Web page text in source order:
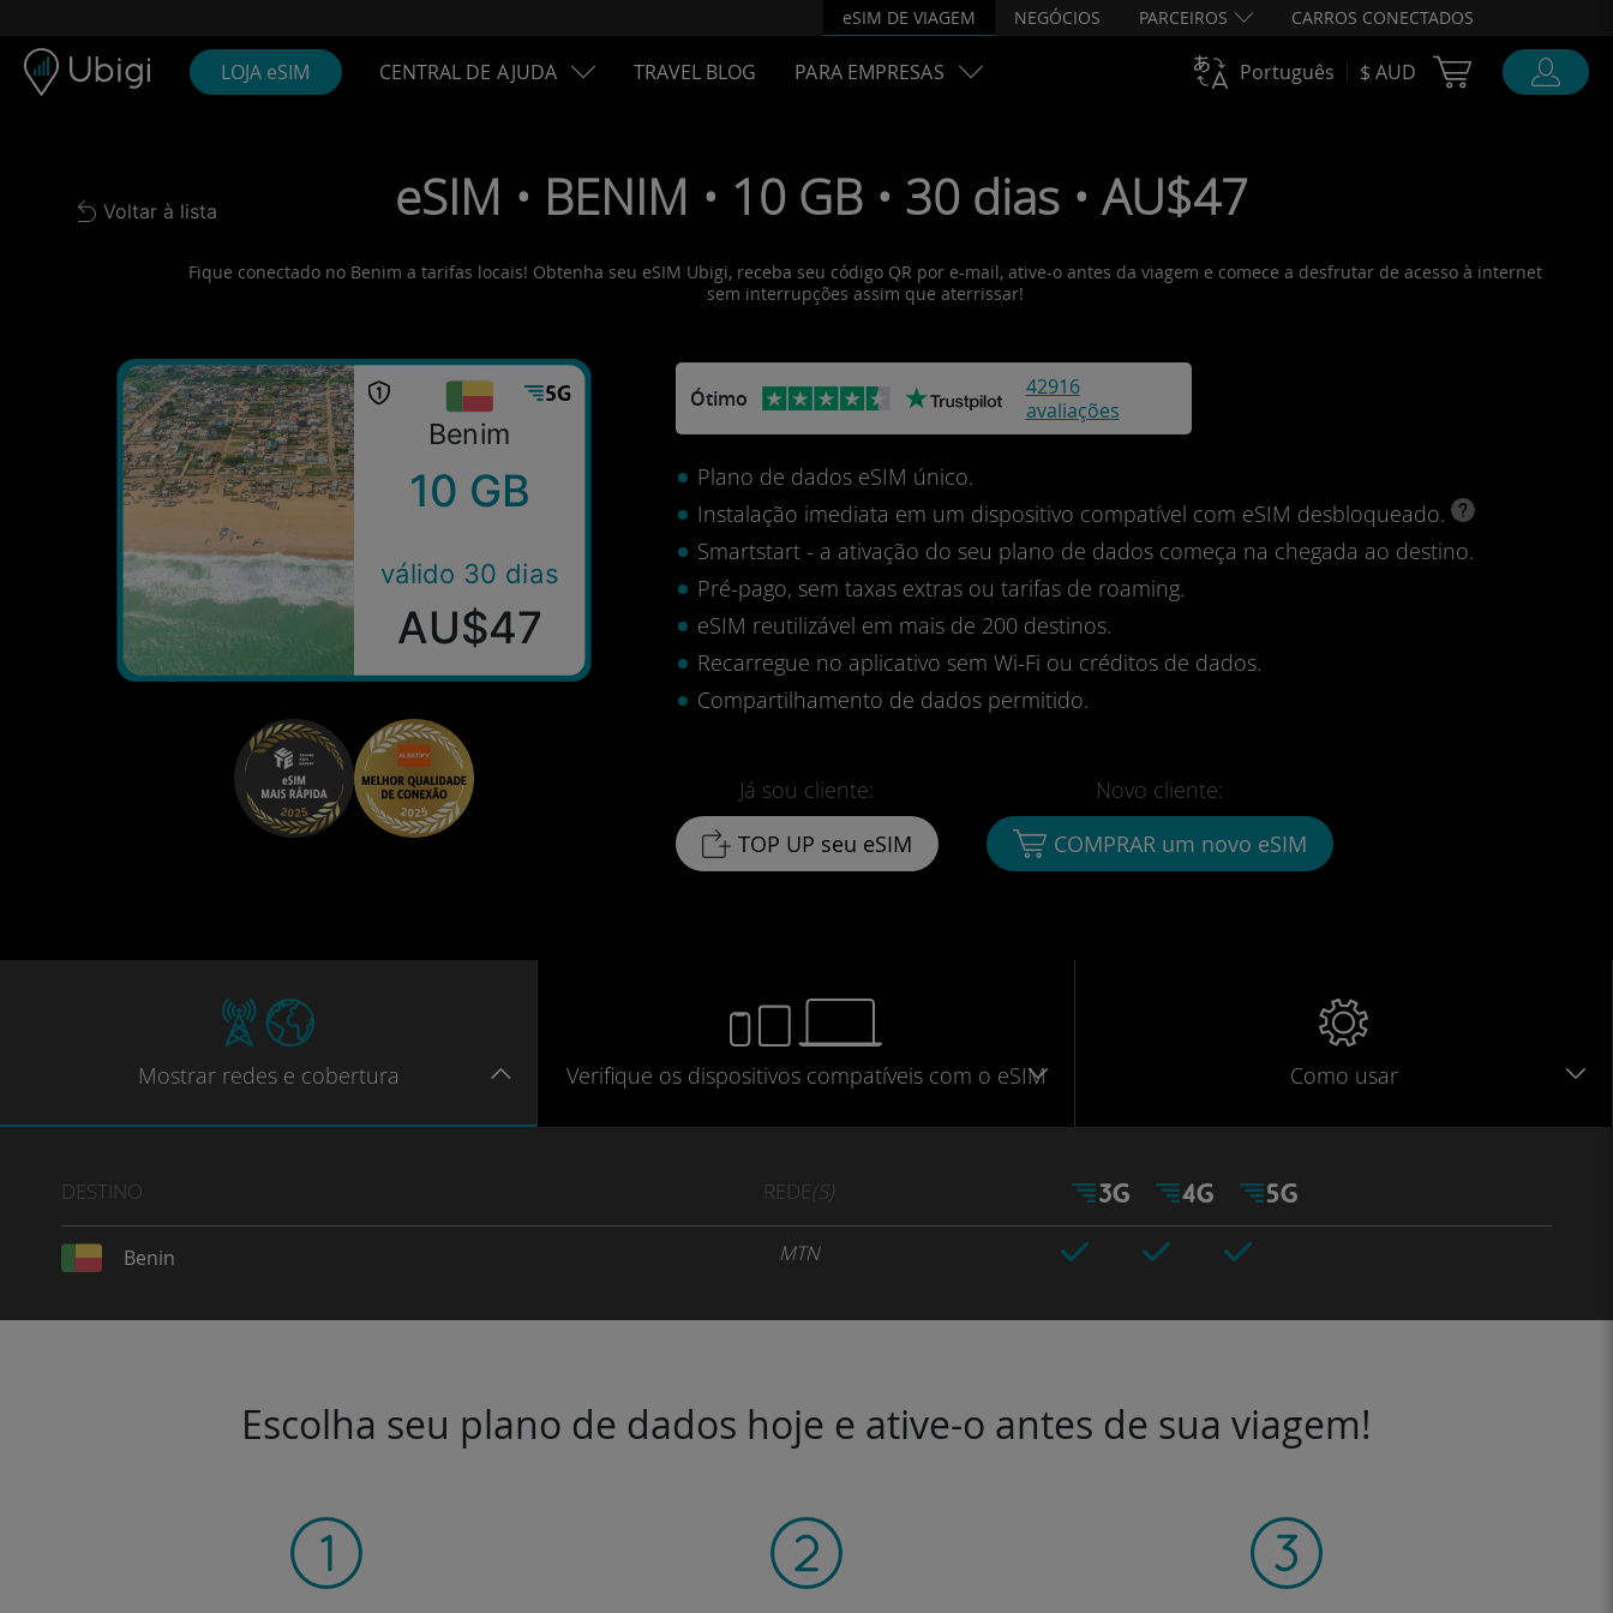
eSIM DE VIAGEM NEGÓCIOS PARCEIROS CARROS CONECTADOS
LOJA eSIM CENTRAL DE AJUDA TRAVEL BLOG PARA EMPRESAS Português $ AUD Cart Ubigi
Back to list
Voltar à lista eSIM • BENIM • 10 GB • 30 dias • AU$47
Fique conectado no Benim a tarifas locais! Obtenha seu eSIM Ubigi, receba seu código QR por e-mail, ative-o antes da viagem e comece a desfrutar de acesso à internet
sem interrupções assim que aterrissar!
Benim
10 GB
válido 30 dias
AU$47
Ótimo
42916
avaliações
Plano de dados eSIM único.
Instalação imediata em um dispositivo compatível com eSIM desbloqueado.
Smartstart - a ativação do seu plano de dados começa na chegada ao destino.
Pré-pago, sem taxas extras ou tarifas de roaming.
eSIM reutilizável em mais de 200 destinos.
Recarregue no aplicativo sem Wi-Fi ou créditos de dados.
Compartilhamento de dados permitido.
Já sou cliente:
TOP UP seu eSIM
Novo cliente:
COMPRAR um novo eSIM
Mostrar redes e cobertura Verifique os dispositivos compatíveis com o eSIM Como usar
DESTINO REDE(S)
Benin MTN
Escolha seu plano de dados hoje e ative-o antes de sua viagem!